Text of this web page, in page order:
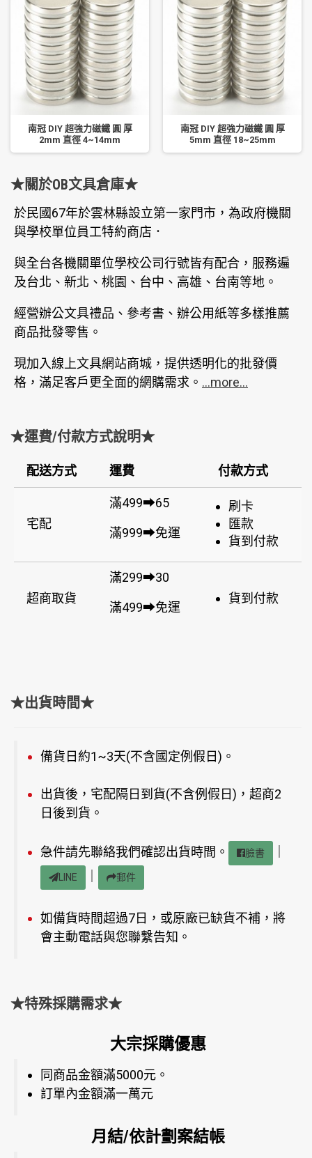
南冠 DIY 超強力磁鐵 圓 厚
2mm 直徑 4~14mm
南冠 DIY 超強力磁鐵 圓 厚
5mm 直徑 18~25mm
★關於OB文具倉庫★
於民國67年於雲林縣設立第一家門市，為政府機關
與學校單位員工特約商店．
與全台各機關單位學校公司行號皆有配合，服務遍
及台北、新北、桃園、台中、高雄、台南等地。
經營辦公文具禮品、參考書、辦公用紙等多樣推薦
商品批發零售。
現加入線上文具網站商城，提供透明化的批發價
格，滿足客戶更全面的網購需求。 ...more...
★運費/付款方式說明★
配送方式 運費 付款方式
宅配
滿499➡65
滿999➡免運
刷卡
匯款
貨到付款
超商取貨
滿299➡30
滿499➡免運
貨到付款
★出貨時間★
備貨日約1~3天(不含國定例假日)。
出貨後，宅配隔日到貨(不含例假日)，超商2
日後到貨。
急件請先聯絡我們確認出貨時間。 臉書
LINE 郵件
如備貨時間超過7日，或原廠已缺貨不補，將
會主動電話與您聯繫告知。
★特殊採購需求★
大宗採購優惠
同商品金額滿5000元。
訂單內金額滿一萬元
月結/依計劃案結帳